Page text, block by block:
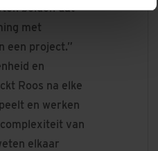
beiden dat
met
een project.”
en
Roos na elke
en werken
van
elkaar